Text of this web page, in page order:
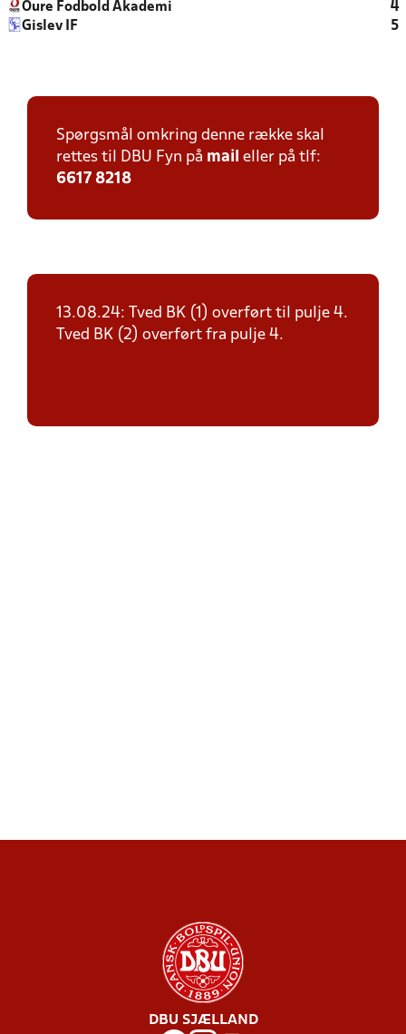
Oure Fodbold Akademi
4
Gislev IF
5
Spørgsmål omkring denne række skal
rettes til DBU Fyn på mail eller på tlf:
6617 8218
13.08.24: Tved BK (1) overført til pulje 4.
Tved BK (2) overført fra pulje 4.
DBU SJÆLLAND